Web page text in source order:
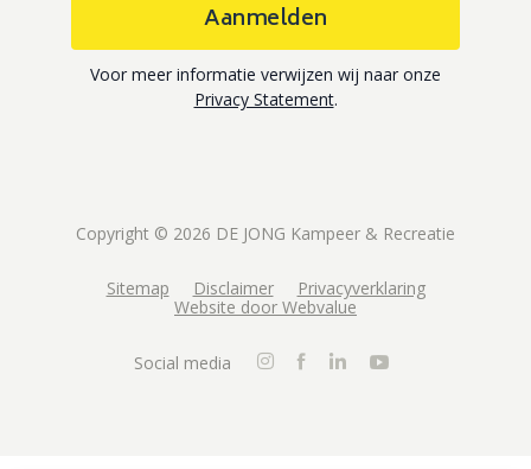
Aanmelden
Voor meer informatie verwijzen wij naar onze
Privacy Statement.
Copyright © 2026 DE JONG Kampeer & Recreatie
Sitemap Disclaimer
Privacyverklaring
Website door Webvalue
Social media